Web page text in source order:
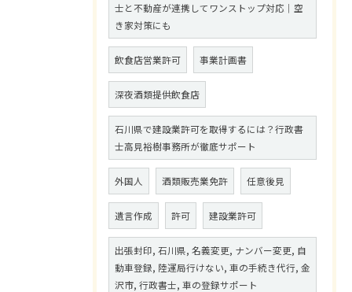
士と不動産が連携してワンストップ対応｜空
き家対策にも
飲食店営業許可 事業計画書
深夜酒類提供飲食店
石川県で建設業許可を取得するには？行政書
士高見裕樹事務所が徹底サポート
外国人 酒類販売業免許 任意後見
遺言作成 許可 建設業許可
出張封印, 石川県, 名義変更, ナンバー変更, 自
動車登録, 陸運局行けない, 車の手続き代行, 金
沢市, 行政書士, 車の登録サポート